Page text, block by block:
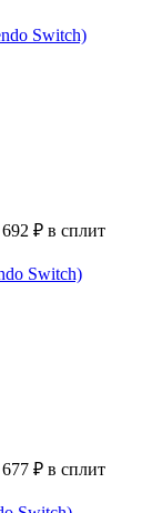
Switch)
692 ₽ в сплит
Switch)
677 ₽ в сплит